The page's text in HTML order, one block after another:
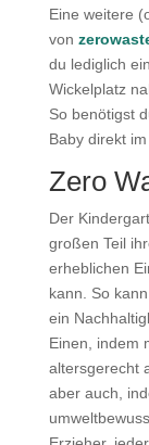
Eine weitere
von
du lediglich
Wickelplatz
So benötigst
Baby direkt
Zero
Der
großen Teil
erheblichen
kann. So
ein
Einen, indem
altersgerecht
aber auch,